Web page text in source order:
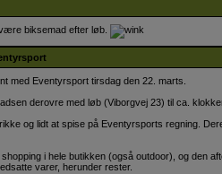
biksemad efter løb.
med Eventyrsport tirsdag den 22. marts.
derovre med løb (Viborgvej 23) til ca.
og lidt at spise på Eventyrsports regning.
i hele butikken (også outdoor), og den
varer, herunder rester.